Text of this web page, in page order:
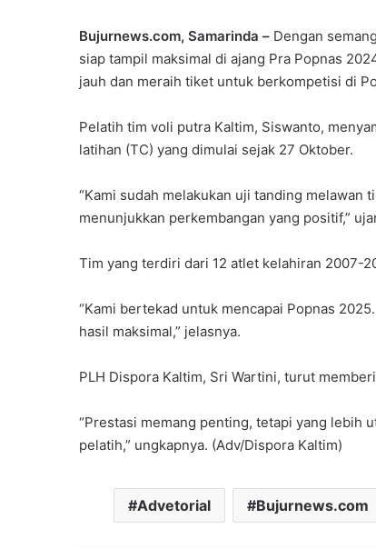
Bujurnews.com, Samarinda – Dengan
siap tampil maksimal di ajang Pra Popnas
jauh dan meraih tiket untuk berkompetisi di
Pelatih tim voli putra Kaltim, Siswanto,
latihan (TC) yang dimulai sejak 27 Oktober.
“Kami sudah melakukan uji tanding melawan
menunjukkan perkembangan yang positif,”
Tim yang terdiri dari 12 atlet kelahiran 2007-
“Kami bertekad untuk mencapai Popnas
hasil maksimal,” jelasnya.
PLH Dispora Kaltim, Sri Wartini, turut
“Prestasi memang penting, tetapi yang lebih
pelatih,” ungkapnya. (Adv/Dispora Kaltim)
Advetorial Bujurnews.com